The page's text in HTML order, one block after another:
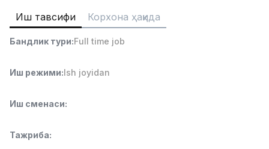
Омбор ёрдамчиси
4,280,000 sum/
Ish joyidan
Етказиб бериш
Full time job
Иш тавсифи Корхона ҳақида
Бандлик тури:Full time job
Иш режими:Ish joyidan
Иш сменаси:
Тажриба: